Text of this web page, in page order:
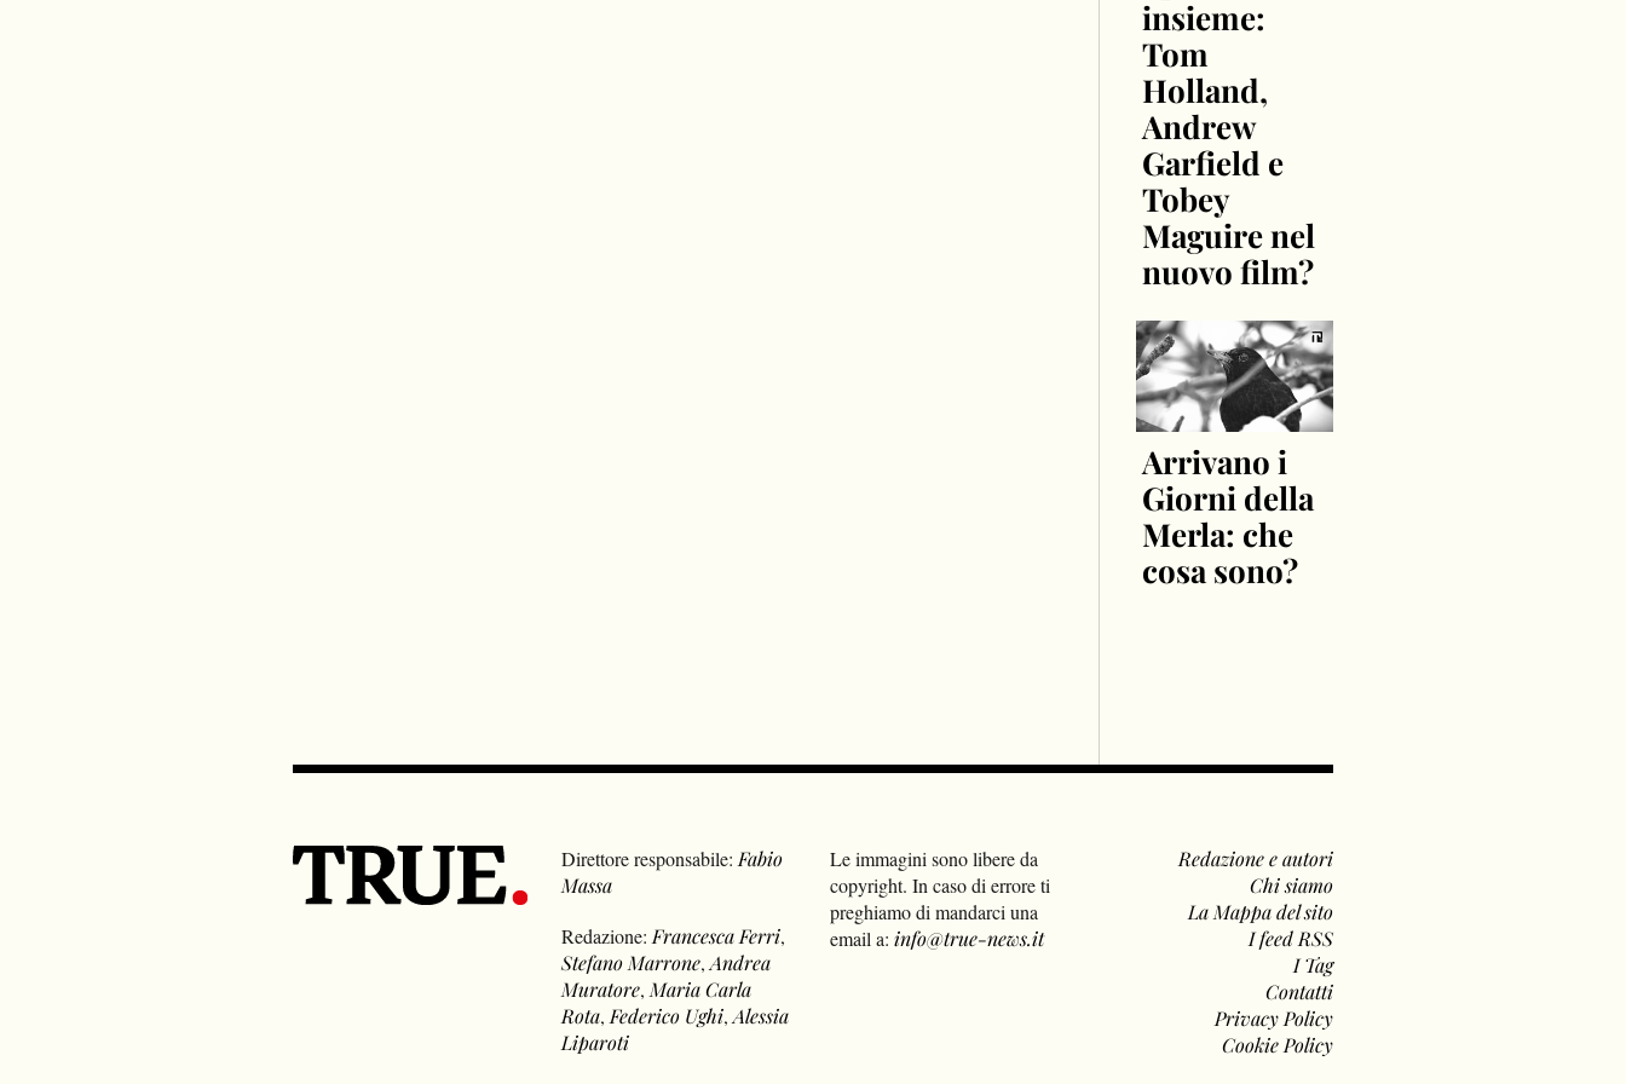
insieme:
Tom
Holland,
Andrew
Garfield e
Tobey
Maguire nel
nuovo film?
Arrivano i
Giorni della
Merla: che
cosa sono?
Direttore responsabile: Fabio
Massa
Redazione: Francesca Ferri,
Stefano Marrone,Andrea
Muratore, Maria Carla
Rota, Federico Ughi,Alessia
Liparoti
Le immagini sono libere da
copyright. In caso di errore ti
preghiamo di mandarci una
email a: info@true-news.it
Redazione e autori
Chi siamo
La Mappa del sito
I feed RSS
I Tag
Contatti
Privacy Policy
Cookie Policy